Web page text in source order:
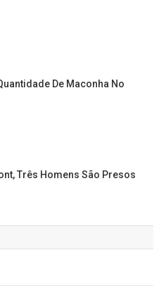
De Maconha No
Três Homens São Presos